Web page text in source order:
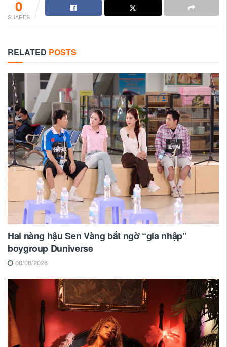
0
SHARES
RELATED POSTS
Hai nàng hậu Sen Vàng bất ngờ “gia nhập”
boygroup Duniverse
08/08/2026